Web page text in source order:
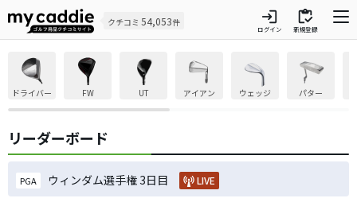
クチコミ 54,053件 login
ログイン
inventory
新規登録
ドライバー FW UT アイアン ウェッジ パター
リーダーボード
PGA ウィンダム選手権 3日目 LIVE